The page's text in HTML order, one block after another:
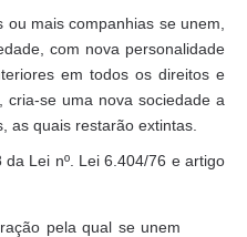
mais companhias se unem,
com nova personalidade
em todos os direitos e
cria-se uma nova sociedade a
as quais restarão extintas.
Lei nº. Lei 6.404/76 e artigo
pela qual se unem